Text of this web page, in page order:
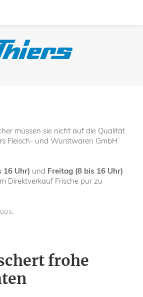
müssen sie nicht auf die Qualität
Fleisch- und Wurstwaren GmbH
16 Uhr) und Freitag (8 bis 16 Uhr)
Direktverkauf Frische pur zu
.
frohe